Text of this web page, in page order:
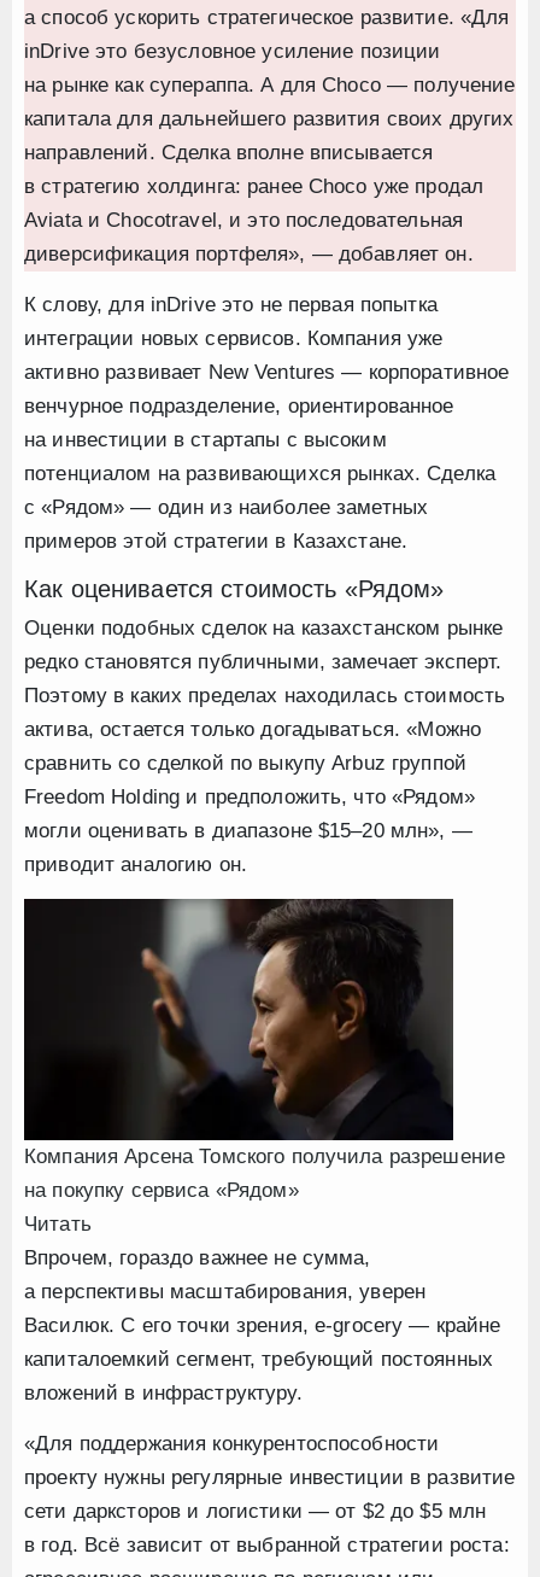
а способ ускорить стратегическое развитие. «Для
inDrive это безусловное усиление позиции
на рынке как супераппа. А для Choco — получение
капитала для дальнейшего развития своих других
направлений. Сделка вполне вписывается
в стратегию холдинга: ранее Choco уже продал
Aviata и Chocotravel, и это последовательная
диверсификация портфеля», — добавляет он.
К слову, для inDrive это не первая попытка
интеграции новых сервисов. Компания уже
активно развивает New Ventures — корпоративное
венчурное подразделение, ориентированное
на инвестиции в стартапы с высоким
потенциалом на развивающихся рынках. Сделка
с «Рядом» — один из наиболее заметных
примеров этой стратегии в Казахстане.
Как оценивается стоимость «Рядом»
Оценки подобных сделок на казахстанском рынке
редко становятся публичными, замечает эксперт.
Поэтому в каких пределах находилась стоимость
актива, остается только догадываться. «Можно
сравнить со сделкой по выкупу Arbuz группой
Freedom Holding и предположить, что «Рядом»
могли оценивать в диапазоне $15–20 млн», —
приводит аналогию он.
Компания Арсена Томского получила разрешение
на покупку сервиса «Рядом»
Читать
Впрочем, гораздо важнее не сумма,
а перспективы масштабирования, уверен
Василюк. С его точки зрения, e-grocery — крайне
капиталоемкий сегмент, требующий постоянных
вложений в инфраструктуру.
«Для поддержания конкурентоспособности
проекту нужны регулярные инвестиции в развитие
сети дарксторов и логистики — от $2 до $5 млн
в год. Всё зависит от выбранной стратегии роста: